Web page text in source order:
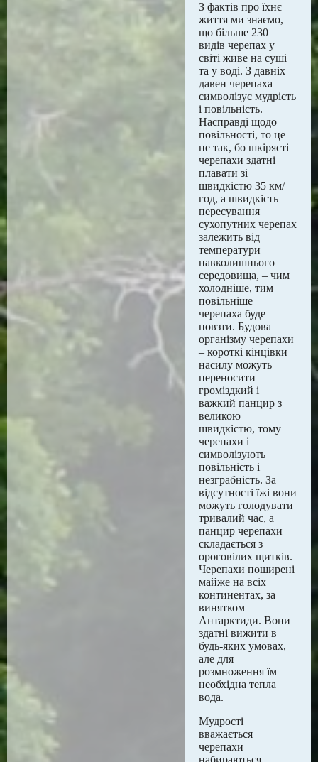
З фактів про їхнє
життя ми знаємо,
що більше 230
видів черепах у
світі живе на суші
та у воді. З давніх –
давен черепаха
символізує мудрість
і повільність.
Насправді щодо
повільності, то це
не так, бо шкірясті
черепахи здатні
плавати зі
швидкістю 35 км/
год, а швидкість
пересування
сухопутних черепах
залежить від
температури
навколишнього
середовища, – чим
холодніше, тим
повільніше
черепаха буде
повзти. Будова
організму черепахи
– короткі кінцівки
насилу можуть
переносити
громіздкий і
важкий панцир з
великою
швидкістю, тому
черепахи і
символізують
повільність і
незграбність. За
відсутності їжі вони
можуть голодувати
тривалий час, а
панцир черепахи
складається з
ороговілих щитків.
Черепахи поширені
майже на всіх
континентах, за
винятком
Антарктиди. Вони
здатні вижити в
будь-яких умовах,
але для
розмноження їм
необхідна тепла
вода.
Мудрості
вважається
черепахи